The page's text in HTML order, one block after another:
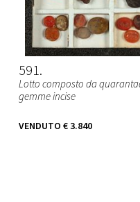
591
Lotto composto da
gemme incise
VENDUTO € 3.840